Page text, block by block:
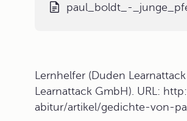
paul_boldt_-
Lernhelfer (Duden
Learnattack GmbH). URL:
abitur/artikel/gedichte-von-